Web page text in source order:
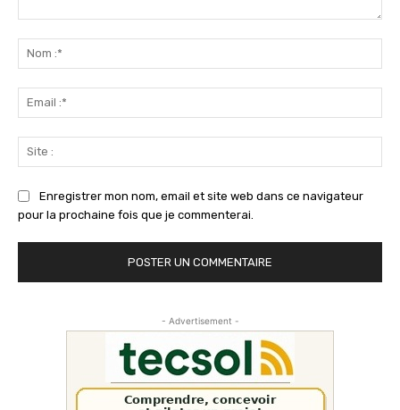
Enregistrer mon nom, email et site web dans ce navigateur
pour la prochaine fois que je commenterai.
- Advertisement -